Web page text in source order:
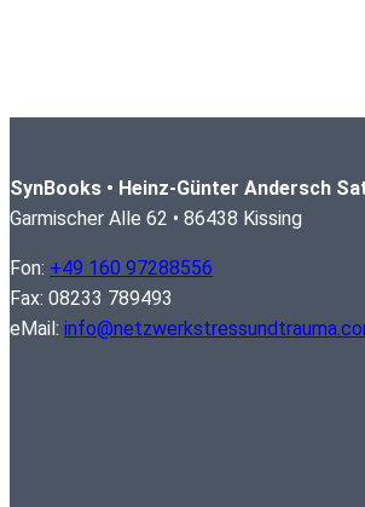
SynBooks • Heinz-Günter Andersch
Garmischer Alle 62 • 86438 Kissing
Fon: +49 160 97288556
Fax: 08233 789493
eMail: